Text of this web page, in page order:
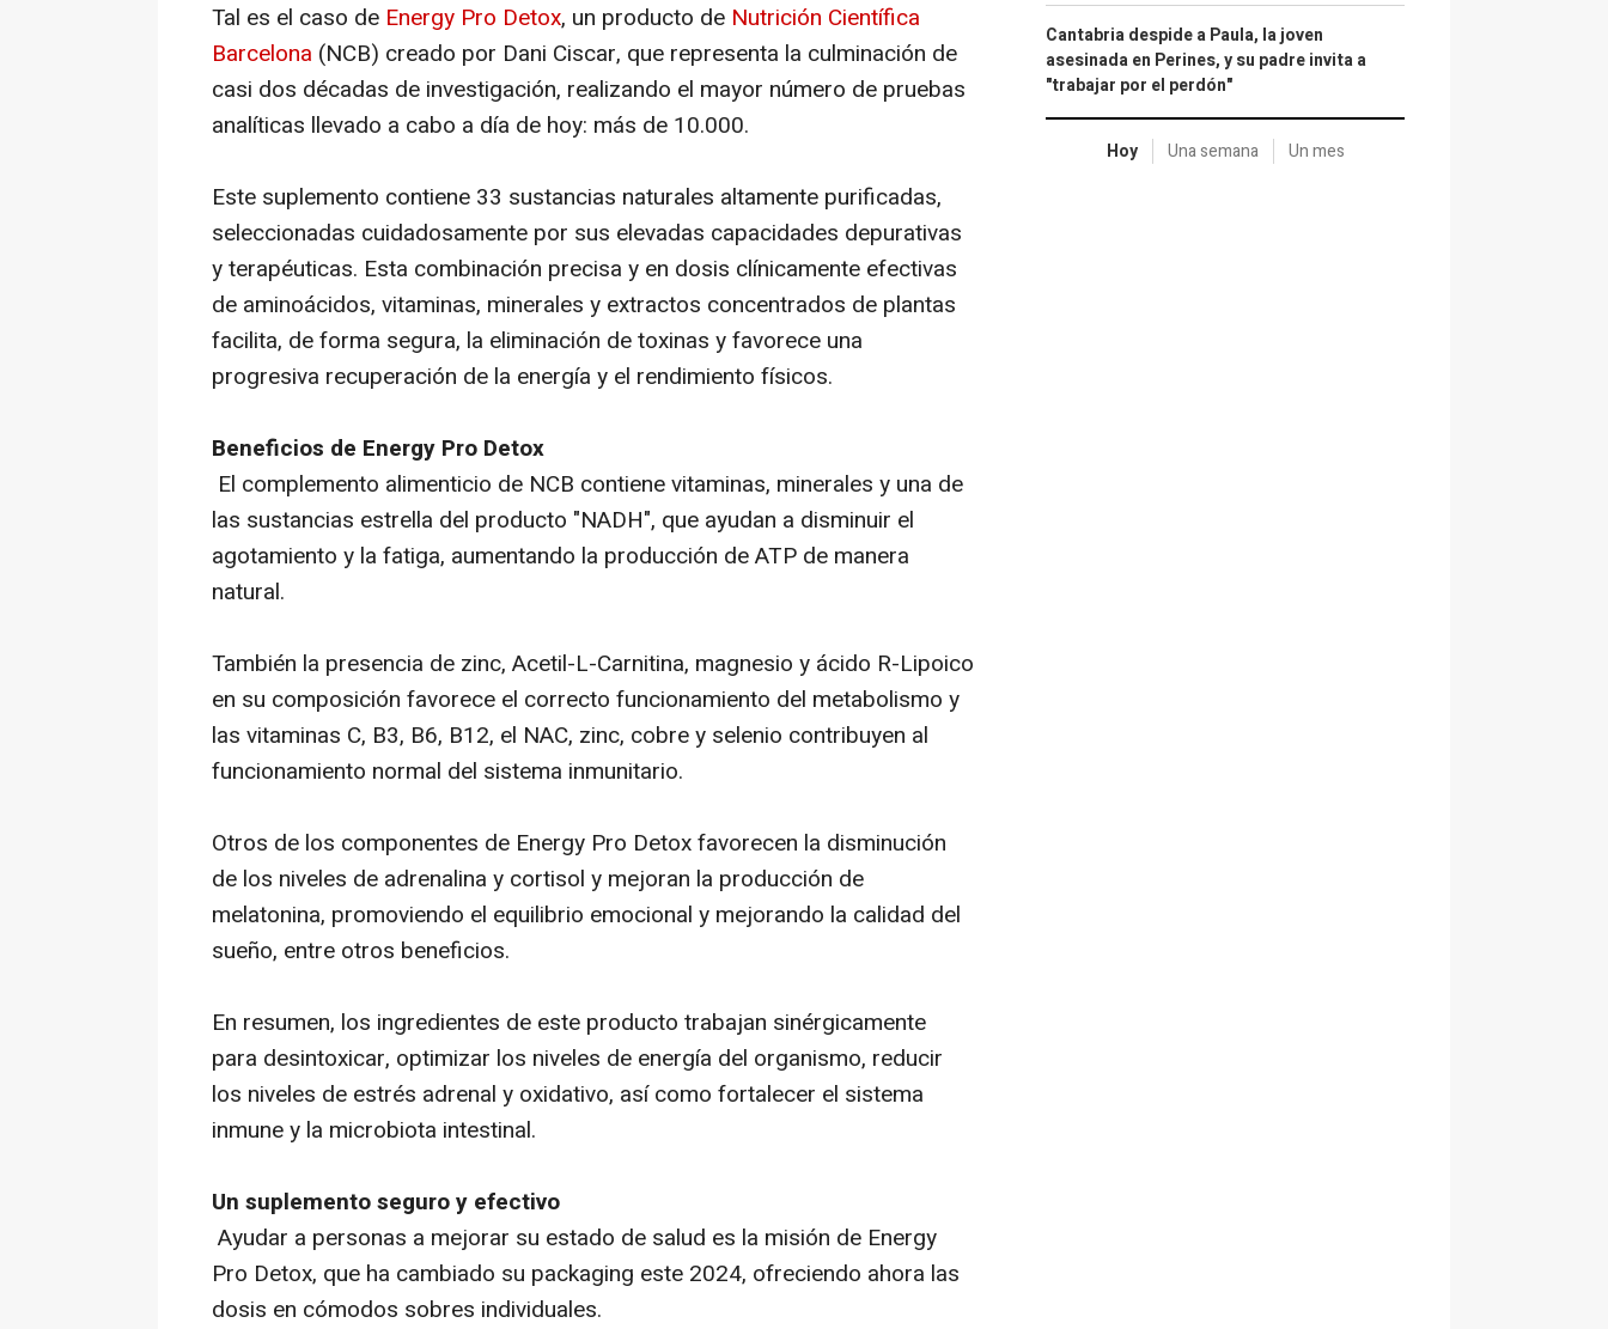
Tal es el caso de Energy Pro Detox, un producto de Nutrición Científica
Barcelona (NCB) creado por Dani Ciscar, que representa la culminación de
casi dos décadas de investigación, realizando el mayor número de pruebas
analíticas llevado a cabo a día de hoy: más de 10.000.
Este suplemento contiene 33 sustancias naturales altamente purificadas,
seleccionadas cuidadosamente por sus elevadas capacidades depurativas
y terapéuticas. Esta combinación precisa y en dosis clínicamente efectivas
de aminoácidos, vitaminas, minerales y extractos concentrados de plantas
facilita, de forma segura, la eliminación de toxinas y favorece una
progresiva recuperación de la energía y el rendimiento físicos.
Beneficios de Energy Pro Detox
El complemento alimenticio de NCB contiene vitaminas, minerales y una de
las sustancias estrella del producto "NADH", que ayudan a disminuir el
agotamiento y la fatiga, aumentando la producción de ATP de manera
natural.
También la presencia de zinc, Acetil-L-Carnitina, magnesio y ácido R-Lipoico
en su composición favorece el correcto funcionamiento del metabolismo y
las vitaminas C, B3, B6, B12, el NAC, zinc, cobre y selenio contribuyen al
funcionamiento normal del sistema inmunitario.
Otros de los componentes de Energy Pro Detox favorecen la disminución
de los niveles de adrenalina y cortisol y mejoran la producción de
melatonina, promoviendo el equilibrio emocional y mejorando la calidad del
sueño, entre otros beneficios.
En resumen, los ingredientes de este producto trabajan sinérgicamente
para desintoxicar, optimizar los niveles de energía del organismo, reducir
los niveles de estrés adrenal y oxidativo, así como fortalecer el sistema
inmune y la microbiota intestinal.
Un suplemento seguro y efectivo
Ayudar a personas a mejorar su estado de salud es la misión de Energy
Pro Detox, que ha cambiado su packaging este 2024, ofreciendo ahora las
dosis en cómodos sobres individuales.
Cantabria despide a Paula, la joven
asesinada en Perines, y su padre invita a
"trabajar por el perdón"
Hoy Una semana Un mes